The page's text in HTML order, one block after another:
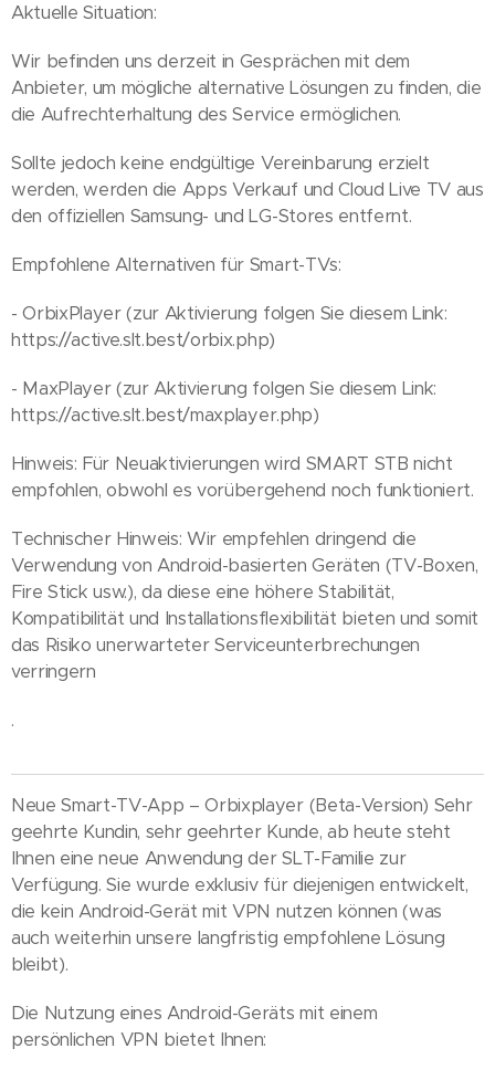
Aktuelle Situation:
Wir befinden uns derzeit in Gesprächen mit dem
Anbieter, um mögliche alternative Lösungen zu finden, die
die Aufrechterhaltung des Service ermöglichen.
Sollte jedoch keine endgültige Vereinbarung erzielt
werden, werden die Apps Verkauf und Cloud Live TV aus
den offiziellen Samsung- und LG-Stores entfernt.
Empfohlene Alternativen für Smart-TVs:
- OrbixPlayer (zur Aktivierung folgen Sie diesem Link:
https://active.slt.best/orbix.php)
- MaxPlayer (zur Aktivierung folgen Sie diesem Link:
https://active.slt.best/maxplayer.php)
Hinweis: Für Neuaktivierungen wird SMART STB nicht
empfohlen, obwohl es vorübergehend noch funktioniert.
Technischer Hinweis: Wir empfehlen dringend die
Verwendung von Android-basierten Geräten (TV-Boxen,
Fire Stick usw.), da diese eine höhere Stabilität,
Kompatibilität und Installationsflexibilität bieten und somit
das Risiko unerwarteter Serviceunterbrechungen
verringern
.
Neue Smart-TV-App – Orbixplayer (Beta-Version) Sehr
geehrte Kundin, sehr geehrter Kunde, ab heute steht
Ihnen eine neue Anwendung der SLT-Familie zur
Verfügung. Sie wurde exklusiv für diejenigen entwickelt,
die kein Android-Gerät mit VPN nutzen können (was
auch weiterhin unsere langfristig empfohlene Lösung
bleibt).
Die Nutzung eines Android-Geräts mit einem
persönlichen VPN bietet Ihnen: